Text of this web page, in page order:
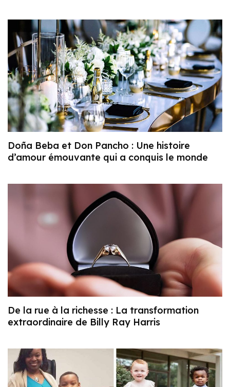
Doña Beba et Don Pancho : Une histoire
d’amour émouvante qui a conquis le monde
De la rue à la richesse : La transformation
extraordinaire de Billy Ray Harris